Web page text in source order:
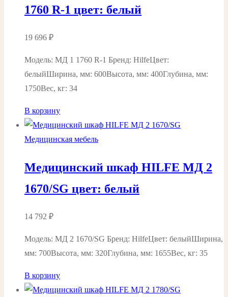
1760 R-1 цвет: белый
19 696 ₽
Модель: МД 1 1760 R-1 Бренд: HilfeЦвет:
белыйШирина, мм: 600Высота, мм: 400Глубина, мм:
1750Вес, кг: 34
В корзину
Медицинская мебель
Медицинский шкаф HILFE МД 2
1670/SG цвет: белый
14 792 ₽
Модель: MД 2 1670/SG Бренд: HilfeЦвет: белыйШирина,
мм: 700Высота, мм: 320Глубина, мм: 1655Вес, кг: 35
В корзину